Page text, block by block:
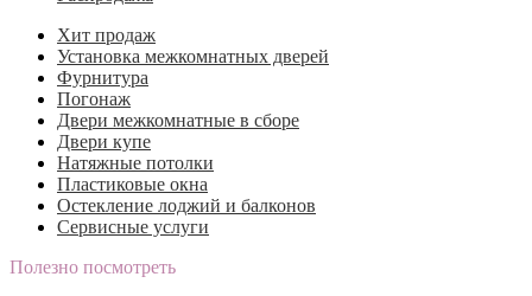
Хит продаж
Установка межкомнатных дверей
Фурнитура
Погонаж
Двери межкомнатные в сборе
Двери купе
Натяжные потолки
Пластиковые окна
Остекление лоджий и балконов
Сервисные услуги
Полезно посмотреть